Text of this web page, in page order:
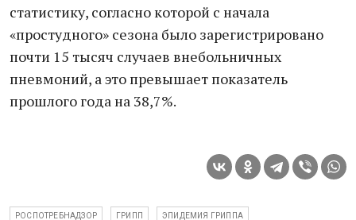
статистику, согласно которой с начала
«простудного» сезона было зарегистрировано
почти 15 тысяч случаев внебольничных
пневмоний, а это превышает показатель
прошлого года на 38,7%.
РОСПОТРЕБНАДЗОР ГРИПП ЭПИДЕМИЯ ГРИППА